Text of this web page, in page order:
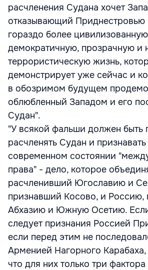
расчленения Судана хочет
отказывающий Приднестровью
гораздо более
демократичную, прозрачную и
террористическую жизнь,
демонстрирует уже сейчас и
в обозримом будущем
облюбленный Западом и его
Судан".
"У всякой фальши должен быть
расчленять Судан и
современном состоянии
права" - дело, которое
расчленивший Югославию и
признавший Косово, и Россию,
Абхазию и Южную Осетию.
следует признания Россией
если перед этим не
Арменией Нагорного Карабаха,
что для них только три